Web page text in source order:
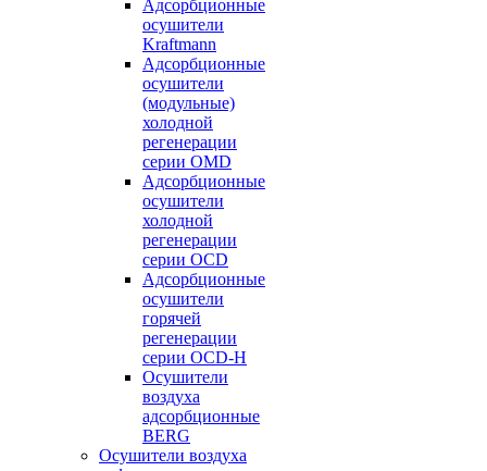
Адсорбционные
осушители
Kraftmann
Адсорбционные
осушители
(модульные)
холодной
регенерации
серии OMD
Адсорбционные
осушители
холодной
регенерации
серии OCD
Адсорбционные
осушители
горячей
регенерации
серии OСD-H
Осушители
воздуха
адсорбционные
BERG
Осушители воздуха